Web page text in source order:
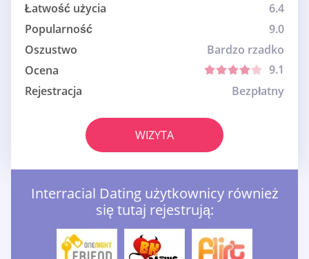
Łatwość użycia
6.4
Popularność
9.0
Oszustwo
Bardzo rzadko
Ocena
9.1
Rejestracja
Bezpłatny
WIZYTA
Interracial Dating użytkownicy również
się tutaj rejestrują: